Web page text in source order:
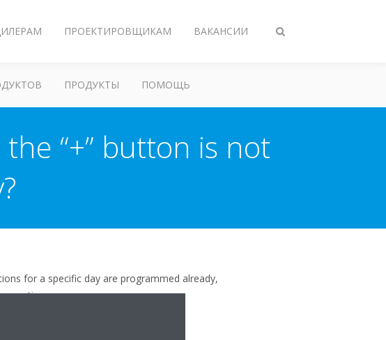
Переключить
ПРОЕКТИРОВЩИКАМ ВАКАНСИИ
ПРОДУКТЫ ПОМОЩЬ
“+” button is not
for a specific day are programmed already,
action.